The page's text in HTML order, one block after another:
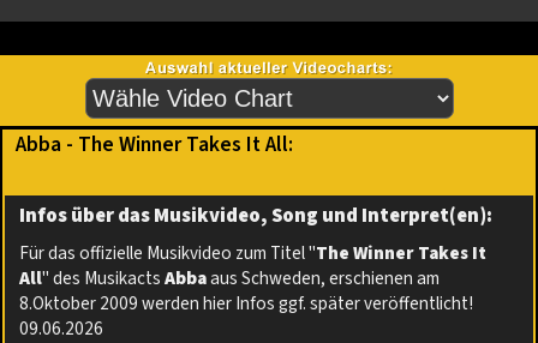
Abba - The Winner Takes It All:
Infos über das Musikvideo, Song und Interpret(en):
Für das offizielle Musikvideo zum Titel "The Winner Takes It
All" des MusikactsAbbaaus Schweden, erschienen am
8.Oktober 2009 werden hier Infos ggf. später veröffentlicht!
09.06.2026